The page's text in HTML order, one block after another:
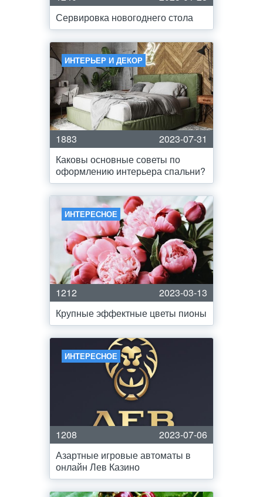
Сервировка новогоднего стола
ИНТЕРЬЕР И ДЕКОР
1883
2023-07-31
Каковы основные советы по
оформлению интерьера спальни?
ИНТЕРЕСНОЕ
1212
2023-03-13
Крупные эффектные цветы пионы
ИНТЕРЕСНОЕ
1208
2023-07-06
Азартные игровые автоматы в
онлайн Лев Казино